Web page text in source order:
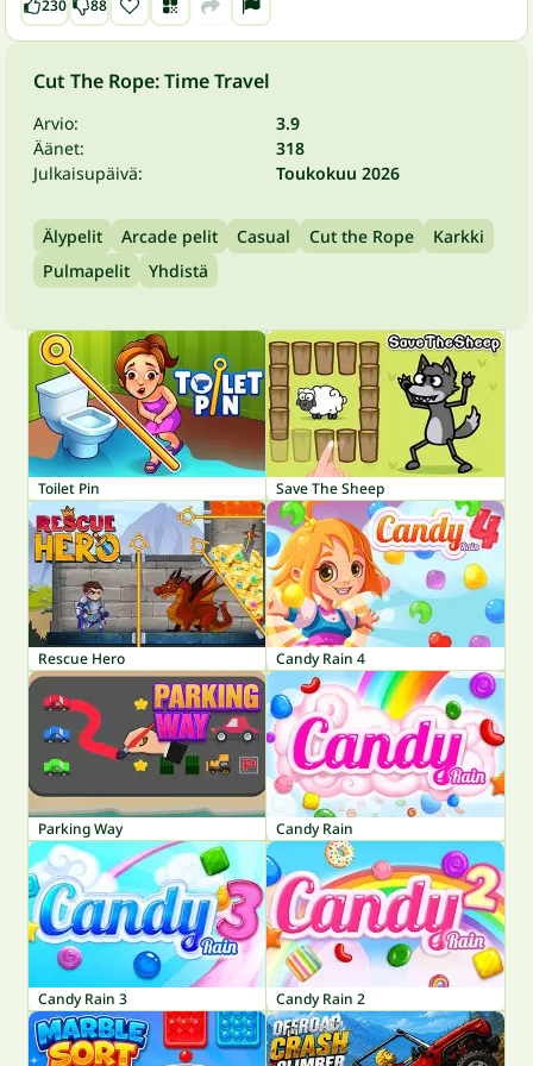
230 88
Cut The Rope: Time Travel
Arvio:
3.9
Äänet:
318
Julkaisupäivä:
Toukokuu 2026
Älypelit Arcade pelit Casual Cut the Rope
Karkki
Pulmapelit
Yhdistä
Toilet Pin Save The Sheep
Rescue Hero Candy Rain 4
Parking Way Candy Rain
Candy Rain 3 Candy Rain 2